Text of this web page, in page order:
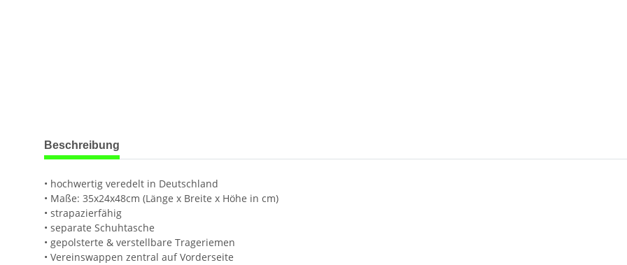
weitere Registerkarten anzeigen
Beschreibung
• hochwertig veredelt in Deutschland
• Maße: 35x24x48cm (Länge x Breite x Höhe in cm)
• strapazierfähig
• separate Schuhtasche
• gepolsterte & verstellbare Trageriemen
• Vereinswappen zentral auf Vorderseite